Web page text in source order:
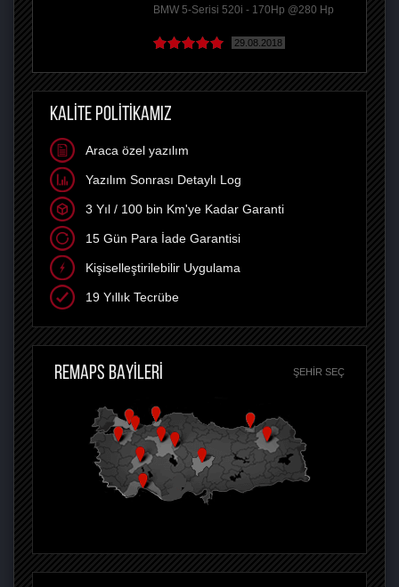
BMW 5-Serisi 520i - 170Hp @280 Hp
29.08.2018
KALİTE POLİTİKAMIZ
Araca özel yazılım
Yazılım Sonrası Detaylı Log
3 Yıl / 100 bin Km'ye Kadar Garanti
15 Gün Para İade Garantisi
Kişiselleştirilebilir Uygulama
19 Yıllık Tecrübe
REMAPS BAYİLERİ ŞEHIR SEÇ